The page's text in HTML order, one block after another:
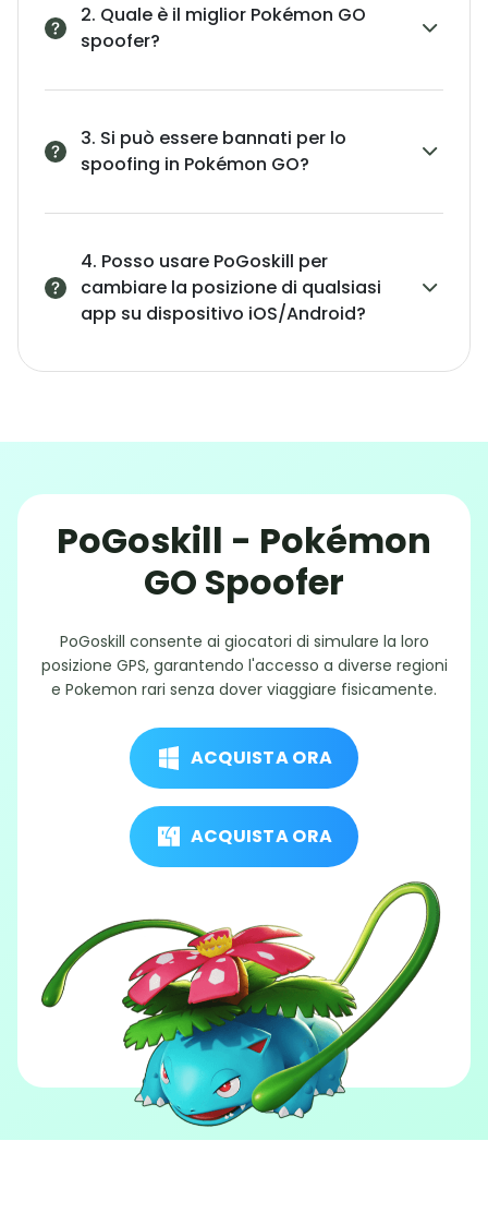
2. Quale è il miglior Pokémon GO
spoofer?
3. Si può essere bannati per lo
spoofing in Pokémon GO?
4. Posso usare PoGoskill per
cambiare la posizione di qualsiasi
app su dispositivo iOS/Android?
PoGoskill - Pokémon
GO Spoofer
PoGoskill consente ai giocatori di simulare la loro
posizione GPS, garantendo l'accesso a diverse regioni
e Pokemon rari senza dover viaggiare fisicamente.
ACQUISTA ORA
ACQUISTA ORA